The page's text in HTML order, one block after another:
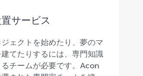
サービス
ェクトを始めたり、夢のマ
てたりするには、専門知識
チームが必要です。Acon